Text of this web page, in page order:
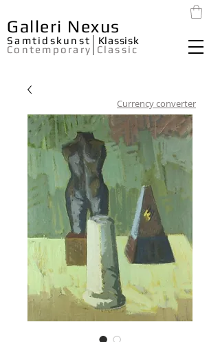
Galleri Nexus
Samtidskunst Klassisk
Contemporary Classic
Currency converter